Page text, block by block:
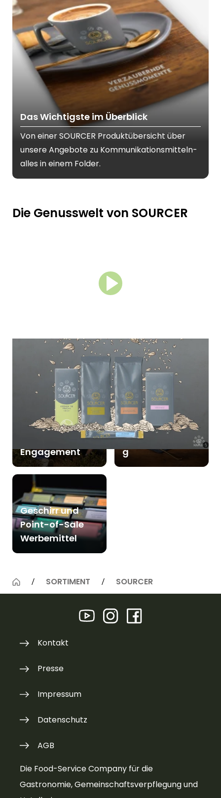
Das Wichtigste im Überblick
Von einer SOURCER Produktübersicht über
unsere Angebote zu Kommunikationsmitteln-
alles in einem Folder.
Die Genusswelt von SOURCER
Mehr zu SOURCER erfahren:
Unser
Verständnis von
Engagement
Rezeptsammlun
g
Geschirr und
Point-of-Sale
Werbemittel
SORTIMENT SOURCER
Die Food-Service Company für die
Gastronomie, Gemeinschaftsverpflegung und
Kontakt
Presse
Impressum
Datenschutz
AGB